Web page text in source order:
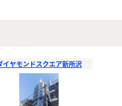
イヤモンドスクエア新所沢